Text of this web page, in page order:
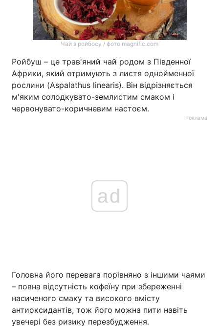
Чай з ройбосу / фото magnific.com
Ройбуш – це трав'яний чай родом з Південної
Африки, який отримують з листя однойменної
рослини (Aspalathus linearis). Він відрізняється
м'яким солодкувато-землистим смаком і
червонувато-коричневим настоєм.
Реклама
ad
Головна його перевага порівняно з іншими чаями
– повна відсутність кофеїну при збереженні
насиченого смаку та високого вмісту
антиоксидантів, тож його можна пити навіть
увечері без ризику перезбудження.